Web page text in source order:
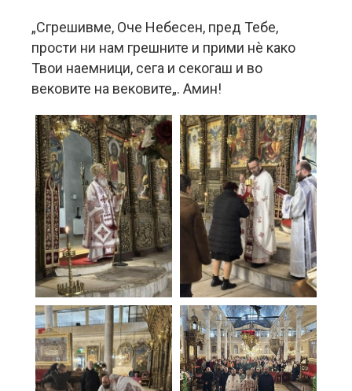
„Сгрешивме, Оче Небесен, пред Тебе,
прости ни нам грешните и прими нè како
Твои наемници, сега и секогаш и во
вековите на вековите„. Амин!